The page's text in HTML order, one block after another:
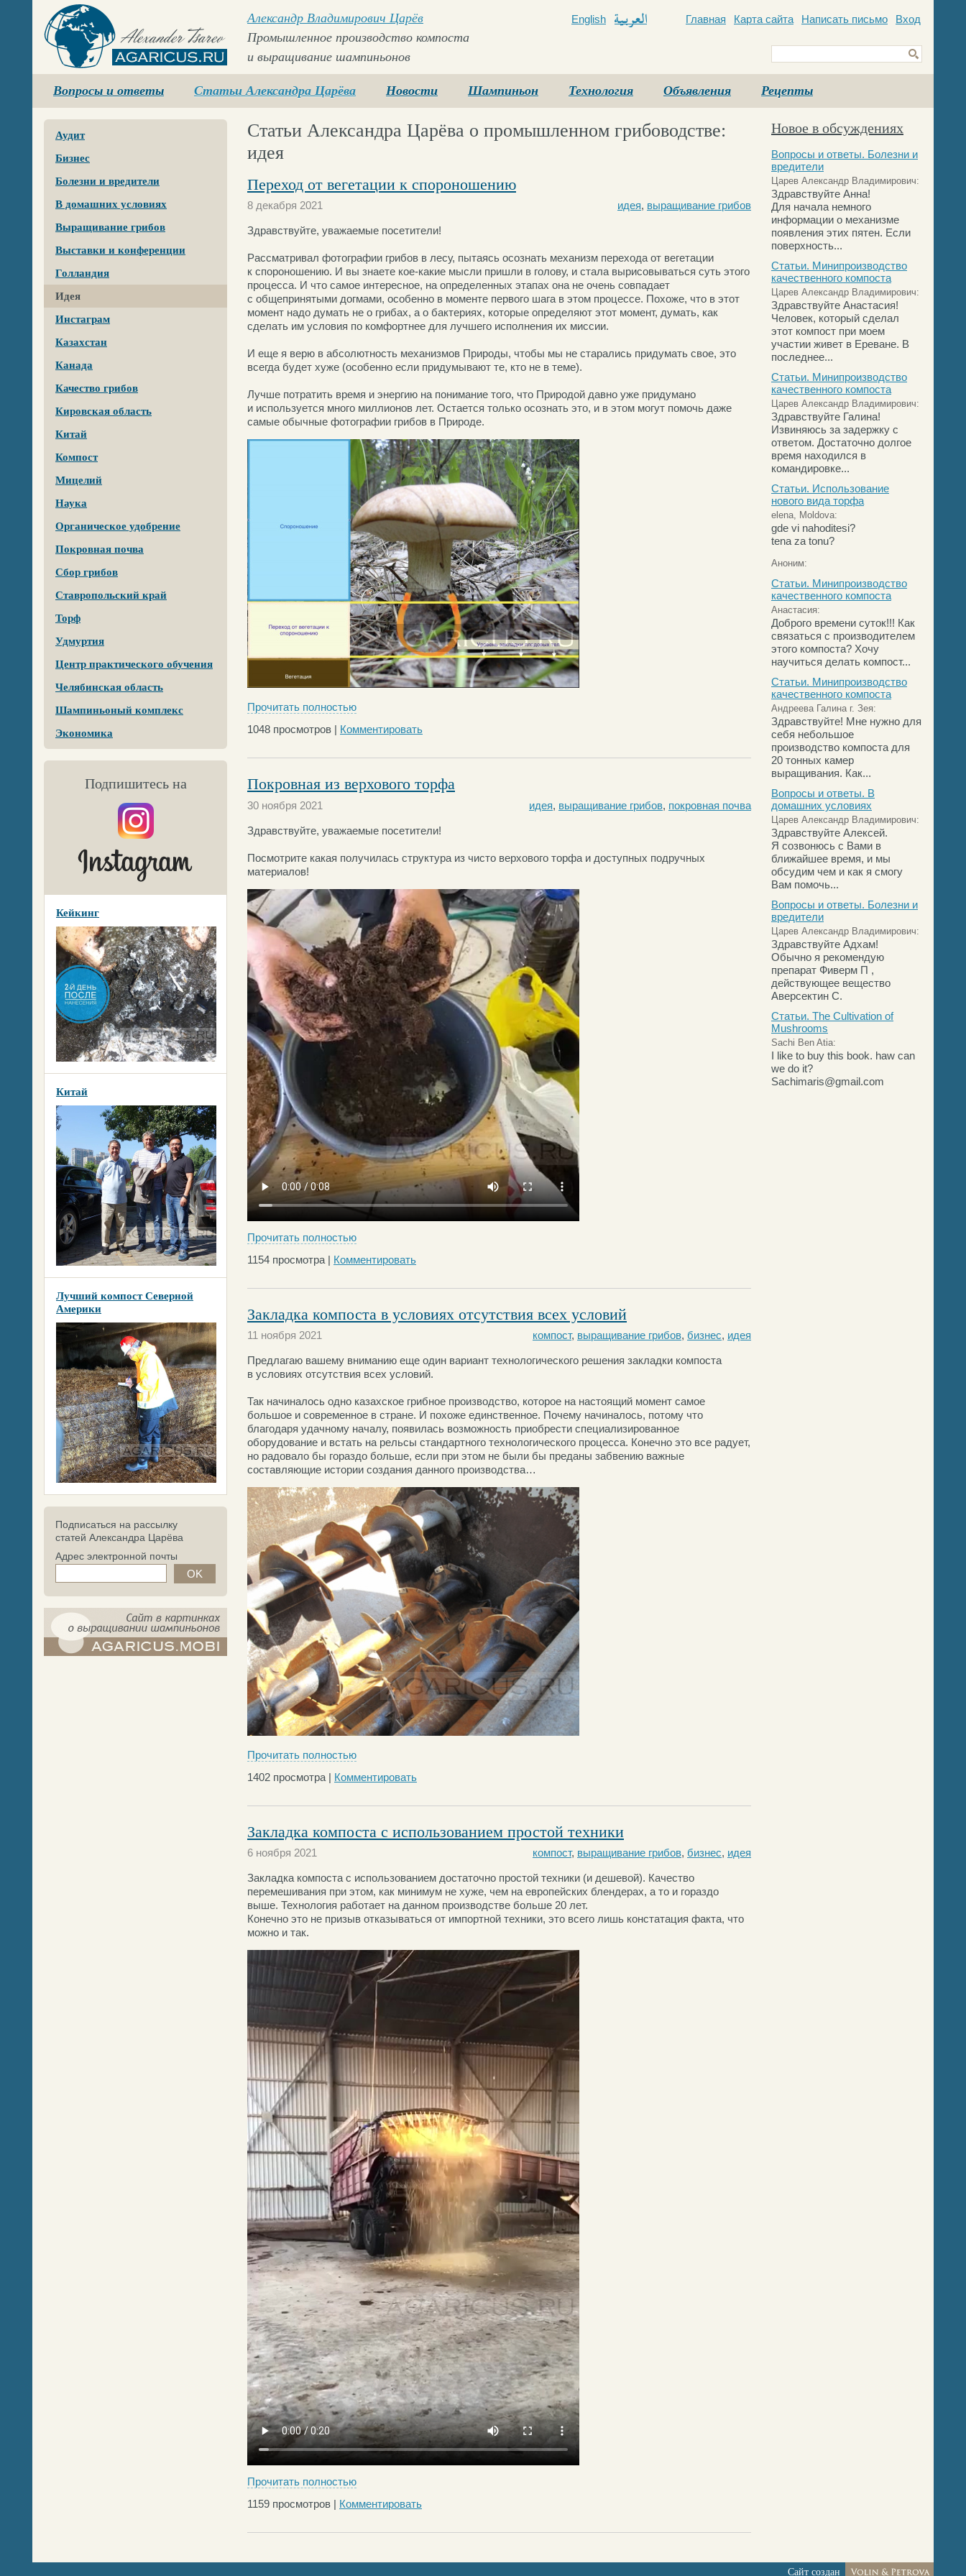
Agaricus.ru
Александр Владимирович Царёв
Промышленное производство компоста
и выращивание шампиньонов
English
Главная Карта сайта Написать письмо Вход
Вопросы и ответы Статьи Александра Царёва Новости Шампиньон Технология Объявления Рецепты
Аудит
Бизнес
Болезни и вредители
В домашних условиях
Выращивание грибов
Выставки и конференции
Голландия
Идея
Инстаграм
Казахстан
Канада
Качество грибов
Кировская область
Китай
Компост
Мицелий
Наука
Органическое удобрение
Покровная почва
Сбор грибов
Ставропольский край
Торф
Удмуртия
Центр практического обучения
Челябинская область
Шампиньоный комплекс
Экономика
Подпишитесь на
Кейкинг
Китай
Лучший компост Северной
Америки
Подписаться на рассылку
статей Александра Царёва
Адрес электронной почты
Статьи Александра Царёва о промышленном грибоводстве:
идея
Переход от вегетации к спороношению
8 декабря 2021 идея, выращивание грибов
Здравствуйте, уважаемые посетители!
Рассматривал фотографии грибов в лесу, пытаясь осознать механизм перехода от вегетации
к спороношению. И вы знаете кое-какие мысли пришли в голову, и стала вырисовываться суть этого
процесса. И что самое интересное, на определенных этапах она не очень совпадает
с общепринятыми догмами, особенно в моменте первого шага в этом процессе. Похоже, что в этот
момент надо думать не о грибах, а о бактериях, которые определяют этот момент, думать, как
сделать им условия по комфортнее для лучшего исполнения их миссии.
И еще я верю в абсолютность механизмов Природы, чтобы мы не старались придумать свое, это
всегда будет хуже (особенно если придумывают те, кто не в теме).
Лучше потратить время и энергию на понимание того, что Природой давно уже придумано
и используется много миллионов лет. Остается только осознать это, и в этом могут помочь даже
самые обычные фотографии грибов в Природе.
Прочитать полностью
1048 просмотров | Комментировать
Покровная из верхового торфа
30 ноября 2021 идея, выращивание грибов, покровная почва
Здравствуйте, уважаемые посетители!
Посмотрите какая получилась структура из чисто верхового торфа и доступных подручных
материалов!
Прочитать полностью
1154 просмотра | Комментировать
Закладка компоста в условиях отсутствия всех условий
11 ноября 2021 компост, выращивание грибов, бизнес, идея
Предлагаю вашему вниманию еще один вариант технологического решения закладки компоста
в условиях отсутствия всех условий.
Так начиналось одно казахское грибное производство, которое на настоящий момент самое
большое и современное в стране. И похоже единственное. Почему начиналось, потому что
благодаря удачному началу, появилась возможность приобрести специализированное
оборудование и встать на рельсы стандартного технологического процесса. Конечно это все радует,
но радовало бы гораздо больше, если при этом не были бы преданы забвению важные
составляющие истории создания данного производства…
Прочитать полностью
1402 просмотра | Комментировать
Закладка компоста с использованием простой техники
6 ноября 2021 компост, выращивание грибов, бизнес, идея
Закладка компоста с использованием достаточно простой техники (и дешевой). Качество
перемешивания при этом, как минимум не хуже, чем на европейских блендерах, а то и гораздо
выше. Технология работает на данном производстве больше 20 лет.
Конечно это не призыв отказываться от импортной техники, это всего лишь констатация факта, что
можно и так.
Прочитать полностью
1159 просмотров | Комментировать
Новое в обсуждениях
Вопросы и ответы. Болезни и
вредители
Царев Александр Владимирович:
Здравствуйте Анна!
Для начала немного
информации о механизме
появления этих пятен. Если
поверхность...
Статьи. Минипроизводство
качественного компоста
Царев Александр Владимирович:
Здравствуйте Анастасия!
Человек, который сделал
этот компост при моем
участии живет в Ереване. В
последнее...
Статьи. Минипроизводство
качественного компоста
Царев Александр Владимирович:
Здравствуйте Галина!
Извиняюсь за задержку с
ответом. Достаточно долгое
время находился в
командировке...
Статьи. Использование
нового вида торфа
elena, Moldova:
gde vi nahoditesi?
tena za tonu?
Аноним:
Статьи. Минипроизводство
качественного компоста
Анастасия:
Доброго времени суток!!! Как
связаться с производителем
этого компоста? Хочу
научиться делать компост...
Статьи. Минипроизводство
качественного компоста
Андреева Галина г. Зея:
Здравствуйте! Мне нужно для
себя небольшое
производство компоста для
20 тонных камер
выращивания. Как...
Вопросы и ответы. В
домашних условиях
Царев Александр Владимирович:
Здравствуйте Алексей.
Я созвонюсь с Вами в
ближайшее время, и мы
обсудим чем и как я смогу
Вам помочь...
Вопросы и ответы. Болезни и
вредители
Царев Александр Владимирович:
Здравствуйте Адхам!
Обычно я рекомендую
препарат Фиверм П ,
действующее вещество
Аверсектин С.
Статьи. The Cultivation of
Mushrooms
Sachi Ben Atia:
I like to buy this book. haw can
we do it?
Sachimaris@gmail.com
Сайт создан